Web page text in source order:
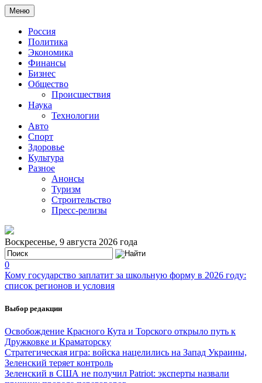
Меню
Россия
Политика
Экономика
Финансы
Бизнес
Общество
Происшествия
Наука
Технологии
Авто
Спорт
Здоровье
Культура
Разное
Анонсы
Туризм
Строительство
Пресс-релизы
Воскресенье, 9 августа 2026 года
0
Кому государство заплатит за школьную форму в 2026 году:
список регионов и условия
Выбор редакции
Освобождение Красного Кута и Торского открыло путь к
Дружковке и Краматорску
Стратегическая игра: войска нацелились на Запад Украины,
Зеленский теряет контроль
Зеленский в США не получил Patriot: эксперты назвали